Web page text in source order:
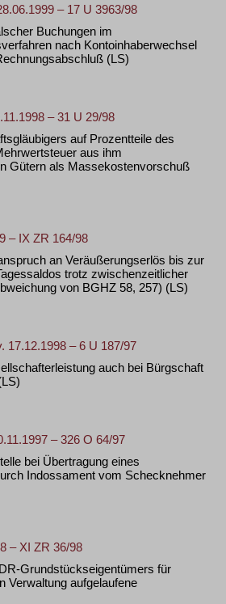
– 17 U 3963/98
Buchungen im
nach Kontoinhaberwechsel
(LS)
– 31 U 29/98
auf Prozentteile des
aus ihm
Gütern als Massekostenvorschuß
– IX ZR 164/98
an Veräußerungserlös bis zur
trotz zwischenzeitlicher
von BGHZ 58, 257) (LS)
17.12.1998 – 6 U 187/97
auch bei Bürgschaft
– 326 O 64/97
bei Übertragung eines
Indossament vom Schecknehmer
– XI ZR 36/98
Grundstückseigentümers für
Verwaltung aufgelaufene